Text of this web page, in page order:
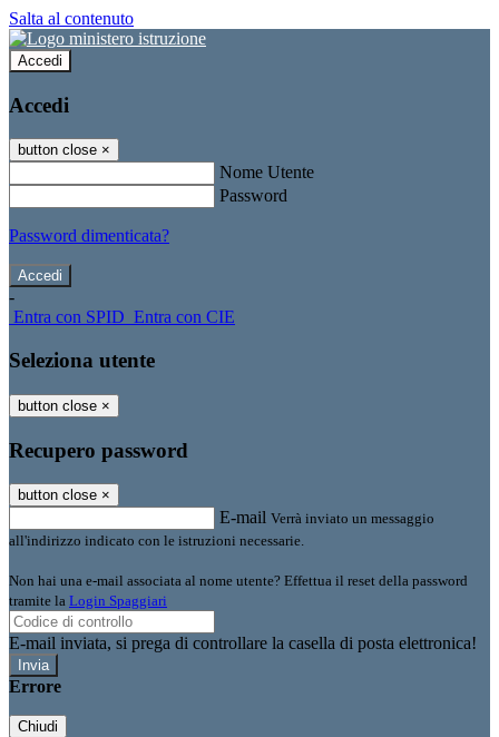
Salta al contenuto
Accedi
Accedi
button close ×
Nome Utente
Password
Password dimenticata?
-
Entra con SPID Entra con CIE
Seleziona utente
button close ×
Recupero password
button close ×
E-mail Verrà inviato un messaggio
all'indirizzo indicato con le istruzioni necessarie.
Non hai una e-mail associata al nome utente? Effettua il reset della password
tramite la Login Spaggiari
E-mail inviata, si prega di controllare la casella di posta elettronica!
Errore
Chiudi